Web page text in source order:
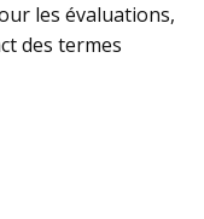
les évaluations,
des termes